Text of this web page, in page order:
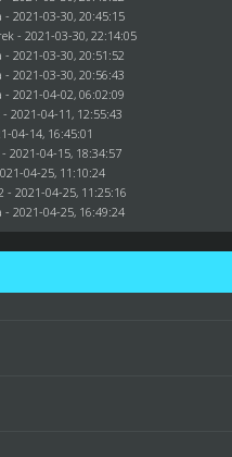
- 2021-03-30, 20:45:15
- 2021-03-30, 22:14:05
- 2021-03-30, 20:51:52
- 2021-03-30, 20:56:43
- 2021-04-02, 06:02:09
- 2021-04-11, 12:55:43
04-14, 16:45:01
- 2021-04-15, 18:34:57
04-25, 11:10:24
- 2021-04-25, 11:25:16
- 2021-04-25, 16:49:24